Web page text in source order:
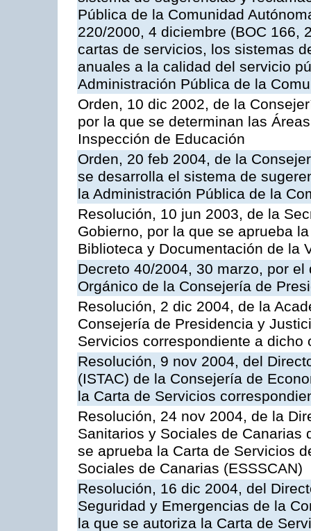
Pública de la Comunidad
220/2000, 4 diciembre (BOC 166,
cartas de servicios, los sistemas
anuales a la calidad del servicio
Administración Pública de la
Orden, 10 dic 2002, de la
por la que se determinan las
Inspección de Educación
Orden, 20 feb 2004, de la
se desarrolla el sistema de
la Administración Pública de la
Resolución, 10 jun 2003, de la
Gobierno, por la que se aprueba
Biblioteca y Documentación de la
Decreto 40/2004, 30 marzo, por
Orgánico de la Consejería de
Resolución, 2 dic 2004, de la
Consejería de Presidencia y
Servicios correspondiente a dicho
Resolución, 9 nov 2004, del
(ISTAC) de la Consejería de
la Carta de Servicios
Resolución, 24 nov 2004, de la
Sanitarios y Sociales de Canarias
se aprueba la Carta de Servicios
Sociales de Canarias (ESSSCAN)
Resolución, 16 dic 2004, del
Seguridad y Emergencias de la
la que se autoriza la Carta de